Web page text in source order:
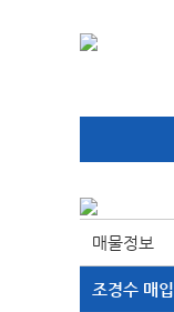
매물정보
조경수 매입